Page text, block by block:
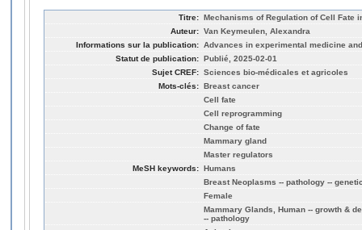
Titre: Mechanisms of Regulation of Cell Fate
Auteur: Van Keymeulen, Alexandra
Informations sur la publication: Advances in experimental medicine
Statut de publication: Publié, 2025-02-01
Sujet CREF: Sciences bio-médicales et agricoles
Mots-clés: Breast cancer
Cell fate
Cell reprogramming
Change of fate
Mammary gland
Master regulators
MeSH keywords: Humans
Breast Neoplasms -- pathology --
Female
Mammary Glands, Human -- growth &
-- pathology